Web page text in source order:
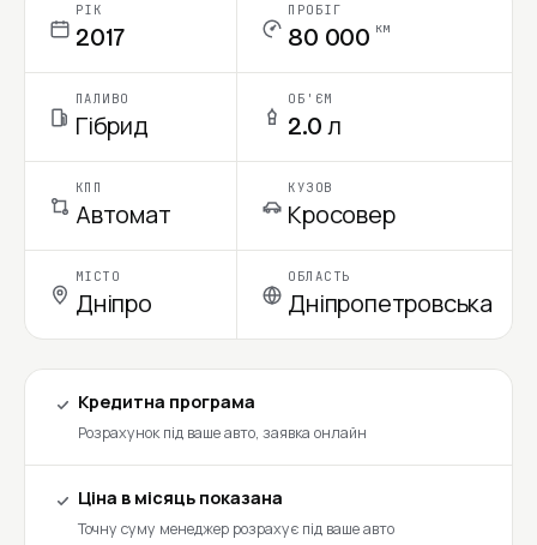
РІК
2017
ПРОБІГ
80 000 км
ПАЛИВО
Гібрид
ОБ'ЄМ
2.0 л
КПП
Автомат
КУЗОВ
Кросовер
МІСТО
Дніпро
ОБЛАСТЬ
Дніпропетровська
Кредитна програма
Розрахунок під ваше авто, заявка онлайн
Ціна в місяць показана
Точну суму менеджер розрахує під ваше авто